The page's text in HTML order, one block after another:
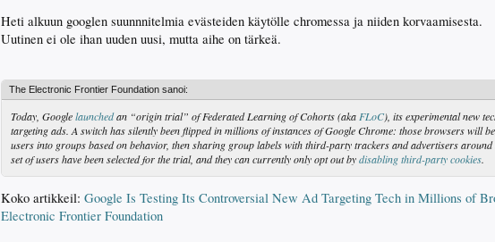
Heti alkuun googlen suunnnitelmia evästeiden käytölle chromessa ja niiden korvaamisesta.
Uutinen ei ole ihan uuden uusi, mutta aihe on tärkeä.
The Electronic Frontier Foundation sanoi:
Today, Googlelaunchedan “origin trial” of Federated Learning of Cohorts (aka FLoC), its experimental new
targeting ads. A switch has silently been flipped in millions of instances of Google Chrome: those browsers will
users into groups based on behavior, then sharing group labels with third-party trackers and advertisers around
set of users have been selected for the trial, and they can currently only opt out bydisabling third-party cookies.
Koko artikkeil: Google Is Testing Its Controversial New Ad Targeting Tech in Millions of
Electronic Frontier Foundation